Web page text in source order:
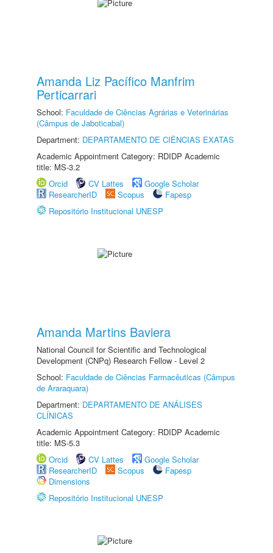
Amanda Liz Pacífico Manfrim
Perticarrari
School: Faculdade de Ciências Agrárias e Veterinárias
(Câmpus de Jaboticabal)
Department: DEPARTAMENTO DE CIÊNCIAS EXATAS
Academic Appointment Category: RDIDP Academic
title: MS-3.2
Orcid
CV Lattes
Google Scholar
ResearcherID
Scopus
Fapesp
Repositório Institucional UNESP
Amanda Martins Baviera
National Council for Scientific and Technological
Development (CNPq) Research Fellow - Level 2
School: Faculdade de Ciências Farmacêuticas (Câmpus
de Araraquara)
Department: DEPARTAMENTO DE ANÁLISES
CLÍNICAS
Academic Appointment Category: RDIDP Academic
title: MS-5.3
Orcid
CV Lattes
Google Scholar
ResearcherID
Scopus
Fapesp
Dimensions
Repositório Institucional UNESP